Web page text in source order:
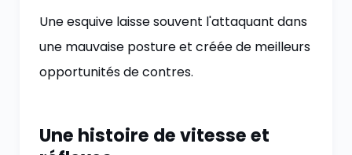
Une esquive laisse souvent l'attaquant dans
une mauvaise posture et créée de meilleurs
opportunités de contres.
Une histoire de vitesse et